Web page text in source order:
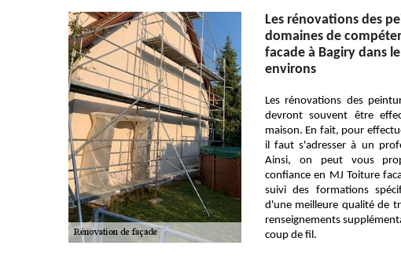
Les rénovations des
domaines de
facade à Bagiry dans
environs
Les rénovations des
devront souvent être
maison. En fait, pour
il faut s'adresser à un
Ainsi, on peut vous
confiance en MJ Toiture
suivi des formations
d'une meilleure qualité de
renseignements
coup de fil.